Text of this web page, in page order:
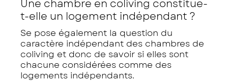
Une chambre en coliving constitue-
t-elle un logement indépendant ?
Se pose également la question du
caractère indépendant des chambres de
coliving et donc de savoir si elles sont
chacune considérées comme des
logements indépendants.